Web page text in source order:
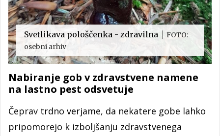
Svetlikava pološčenka - zdravilna
FOTO:
osebni arhiv
Nabiranje gob v zdravstvene namene
na lastno pest odsvetuje
Čeprav trdno verjame, da nekatere gobe lahko
pripomorejo k izboljšanju zdravstvenega